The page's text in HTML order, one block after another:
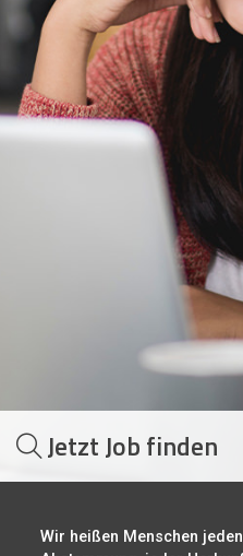
Jetzt Job finden
Wir heißen Menschen